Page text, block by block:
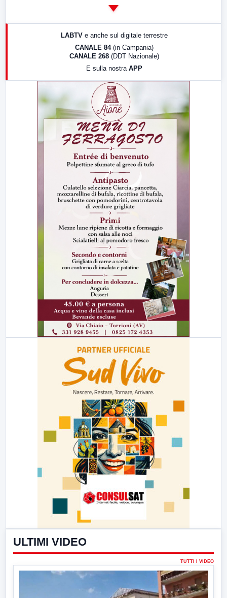
LABTV e anche sul digitale terrestre
CANALE 84 (in Campania)
CANALE 268 (DDT Nazionale)
E sulla nostra APP
ULTIMI VIDEO
TUTTI I VIDEO